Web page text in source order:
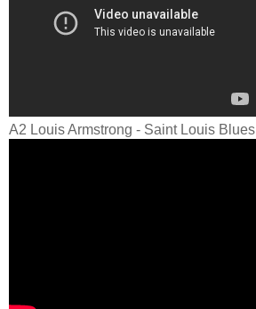
A2 Louis Armstrong - Saint Louis Blues